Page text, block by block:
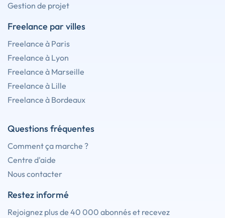
Gestion de projet
Freelance par villes
Freelance à Paris
Freelance à Lyon
Freelance à Marseille
Freelance à Lille
Freelance à Bordeaux
Questions fréquentes
Comment ça marche ?
Centre d'aide
Nous contacter
Restez informé
Rejoignez plus de 40 000 abonnés et recevez